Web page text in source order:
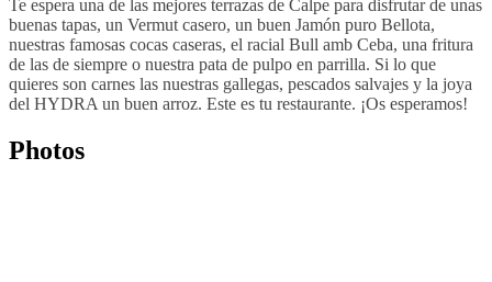
Te espera una de las mejores terrazas de Calpe para disfrutar de unas
buenas tapas, un Vermut casero, un buen Jamón puro Bellota,
nuestras famosas cocas caseras, el racial Bull amb Ceba, una fritura
de las de siempre o nuestra pata de pulpo en parrilla. Si lo que
quieres son carnes las nuestras gallegas, pescados salvajes y la joya
del HYDRA un buen arroz. Este es tu restaurante. ¡Os esperamos!
Photos